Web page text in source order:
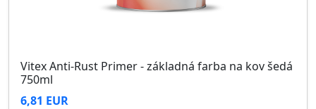
Vitex Anti-Rust Primer - základná farba na kov šedá
750ml
6,81 EUR